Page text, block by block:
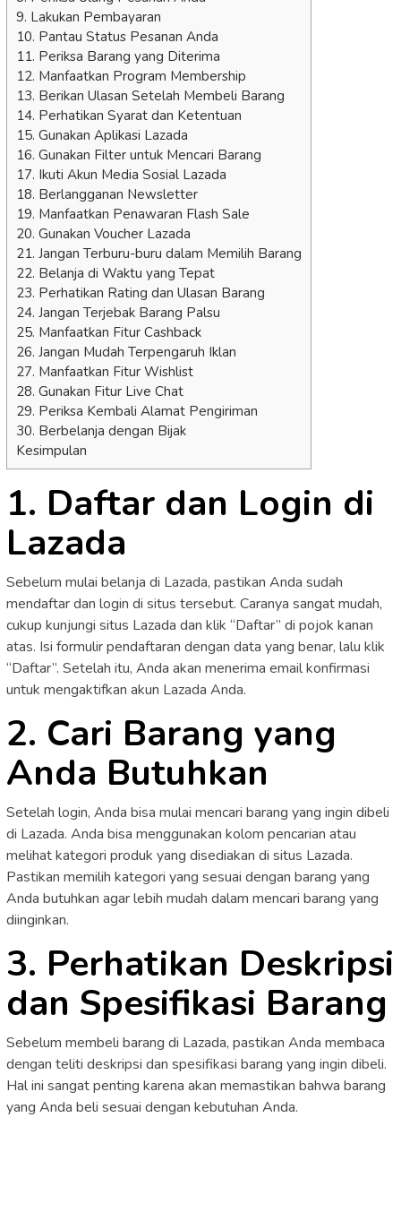
9. Lakukan Pembayaran
10. Pantau Status Pesanan Anda
11. Periksa Barang yang Diterima
12. Manfaatkan Program Membership
13. Berikan Ulasan Setelah Membeli Barang
14. Perhatikan Syarat dan Ketentuan
15. Gunakan Aplikasi Lazada
16. Gunakan Filter untuk Mencari Barang
17. Ikuti Akun Media Sosial Lazada
18. Berlangganan Newsletter
19. Manfaatkan Penawaran Flash Sale
20. Gunakan Voucher Lazada
21. Jangan Terburu-buru dalam Memilih Barang
22. Belanja di Waktu yang Tepat
23. Perhatikan Rating dan Ulasan Barang
24. Jangan Terjebak Barang Palsu
25. Manfaatkan Fitur Cashback
26. Jangan Mudah Terpengaruh Iklan
27. Manfaatkan Fitur Wishlist
28. Gunakan Fitur Live Chat
29. Periksa Kembali Alamat Pengiriman
30. Berbelanja dengan Bijak
Kesimpulan
1. Daftar dan Login di
Lazada
Sebelum mulai belanja di Lazada, pastikan Anda sudah
mendaftar dan login di situs tersebut. Caranya sangat mudah,
cukup kunjungi situs Lazada dan klik “Daftar” di pojok kanan
atas. Isi formulir pendaftaran dengan data yang benar, lalu klik
“Daftar”. Setelah itu, Anda akan menerima email konfirmasi
untuk mengaktifkan akun Lazada Anda.
2. Cari Barang yang
Anda Butuhkan
Setelah login, Anda bisa mulai mencari barang yang ingin dibeli
di Lazada. Anda bisa menggunakan kolom pencarian atau
melihat kategori produk yang disediakan di situs Lazada.
Pastikan memilih kategori yang sesuai dengan barang yang
Anda butuhkan agar lebih mudah dalam mencari barang yang
diinginkan.
3. Perhatikan Deskripsi
dan Spesifikasi Barang
Sebelum membeli barang di Lazada, pastikan Anda membaca
dengan teliti deskripsi dan spesifikasi barang yang ingin dibeli.
Hal ini sangat penting karena akan memastikan bahwa barang
yang Anda beli sesuai dengan kebutuhan Anda.